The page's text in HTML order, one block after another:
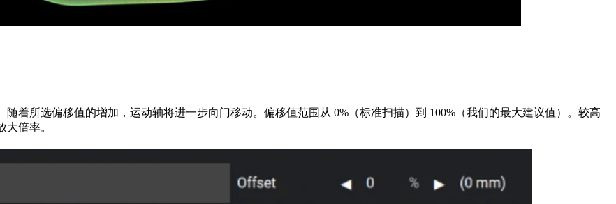
着所选偏移值的增加，运动轴将进一步向门移动。偏移值范围从 0%（标准扫描）到 100%（我们的最大建议值）。较高
倍率。